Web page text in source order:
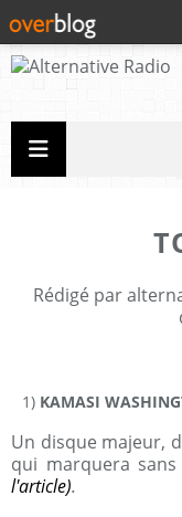
Rédigé par
1) KAMASI
Un disque majeur,
qui marquera
l'article).